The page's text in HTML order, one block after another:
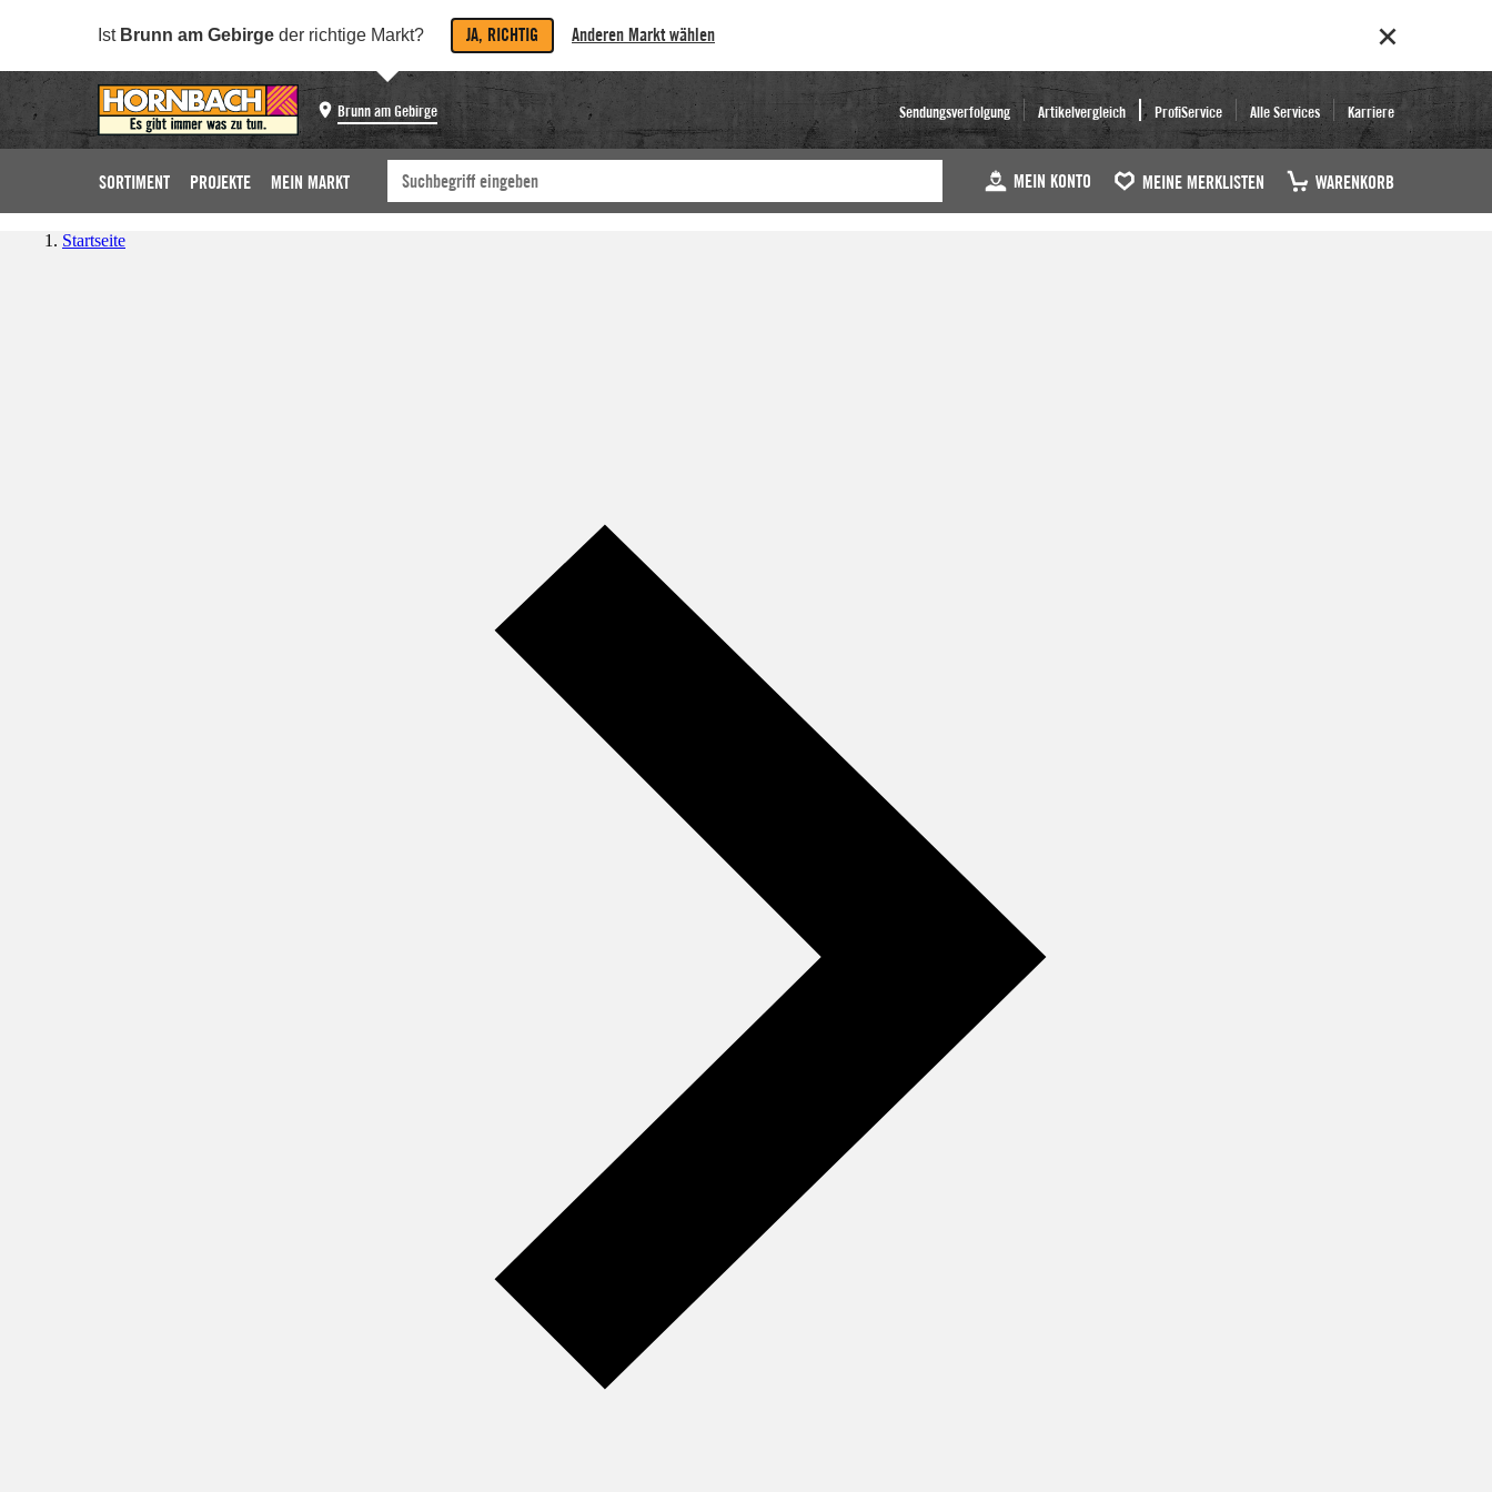
Ist Brunn am Gebirge der richtige Markt? JA, RICHTIG Anderen Markt wählen
Brunn am Gebirge Sendungsverfolgung Artikelvergleich ProfiService Alle Services Karriere
SORTIMENT PROJEKTE MEIN MARKT MEIN KONTO MEINE MERKLISTEN WARENKORB
Startseite